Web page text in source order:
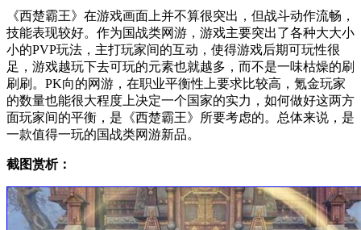
《西楚霸王》在游戏画面上并不算很突出，但战斗动作流畅，
技能表现较好。作为国战类网游，游戏主要突出了各种大大小
小的PVP玩法，主打玩家间的互动，使得游戏后期可玩性很
足，游戏越玩下去可玩的元素也就越多，而不是一味枯燥的刷
刷刷。PK向的网游，在职业平衡性上要求比较高，氪金玩家
的数量也能很大程度上决定一个国家的实力，如何做好这两方
面玩家间的平衡，是《西楚霸王》所要考虑的。总体来说，是
一款值得一玩的国战类网游新品。
截图赏析：